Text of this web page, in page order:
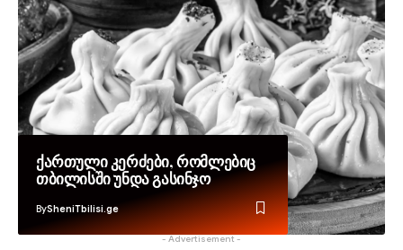
ქართული კერძები, რომლებიც
თბილისში უნდა გასინჯო
BySheniTbilisi.ge
- Advertisement -